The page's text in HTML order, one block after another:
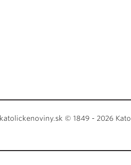
katolickenoviny.sk © 1849 - 2026